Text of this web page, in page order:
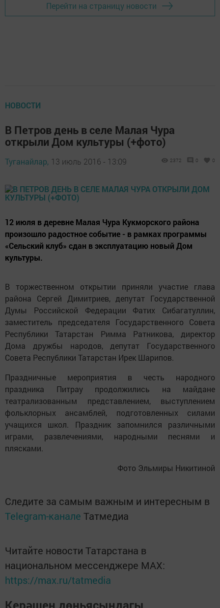
Перейти на страницу новости
НОВОСТИ
В Петров день в селе Малая Чура
открыли Дом культуры (+фото)
Туганайлар, 13 июль 2016 - 13:09 2372 0 0
12 июля в деревне Малая Чура Кукморского района
произошло радостное событие - в рамках программы
«Сельский клуб» сдан в эксплуатацию новый Дом
культуры.
В торжественном открытии приняли участие глава
района Сергей Димитриев, депутат Государственной
Думы Российской Федерации Фатих Сибагатуллин,
заместитель председателя Государственного Совета
Республики Татарстан Римма Ратникова, директор
Дома дружбы народов, депутат Государственного
Совета Республики Татарстан Ирек Шарипов.
Праздничные мероприятия в честь народного
праздника Питрау продолжились на майдане
театрализованным представлением, выступлением
фольклорных ансамблей, подготовленных силами
учащихся школ. Праздник запомнился различными
играми, развлечениями, народными песнями и
плясками.
Фото Эльмиры Никитиной
Следите за самым важным и интересным в
Telegram-канале Татмедиа
Читайте новости Татарстана в
национальном мессенджере MАХ:
https://max.ru/tatmedia